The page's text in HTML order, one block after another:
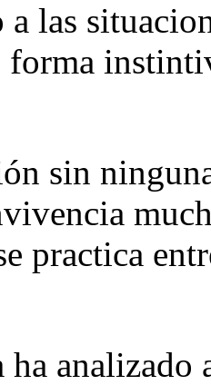
a las
forma
sin
practica
analizado